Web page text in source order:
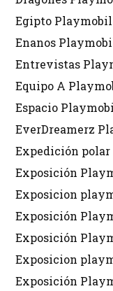
Egipto Playmobil
Enanos
Entrevistas
Equipo A
Espacio
EverDreamerz
Expedición
Exposición
Exposicion
Exposición
Exposición
Exposicion
Exposición